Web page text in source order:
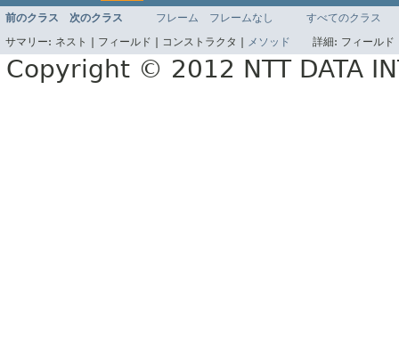
前のクラス 次のクラス フレーム フレームなし
すべてのクラス
サマリー: ネスト | フィールド | コンストラクタ | メソッド 詳細: フィール
Copyright © 2012 NTT DATA